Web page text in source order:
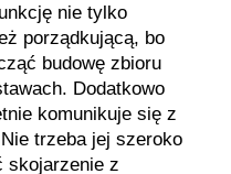
nie tylko
porządkującą, bo
budowę zbioru
Dodatkowo
komunikuje się z
trzeba jej szeroko
skojarzenie z